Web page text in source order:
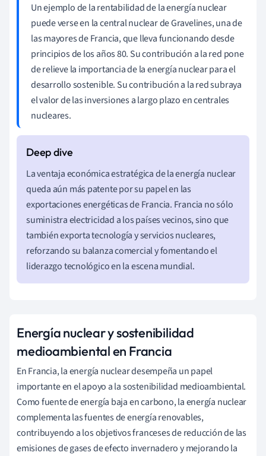
Un ejemplo de la rentabilidad de la energía nuclear
puede verse en la central nuclear de Gravelines, una de
las mayores de Francia, que lleva funcionando desde
principios de los años 80. Su contribución a la red pone
de relieve la importancia de la energía nuclear para el
desarrollo sostenible. Su contribución a la red subraya
el valor de las inversiones a largo plazo en centrales
nucleares.
La ventaja económica estratégica de la energía nuclear
queda aún más patente por su papel en las
exportaciones energéticas de Francia. Francia no sólo
suministra electricidad a los países vecinos, sino que
también exporta tecnología y servicios nucleares,
reforzando su balanza comercial y fomentando el
liderazgo tecnológico en la escena mundial.
Energía nuclear y sostenibilidad
medioambiental en Francia
En Francia, la energía nuclear desempeña un papel
importante en el apoyo a la sostenibilidad medioambiental.
Como fuente de energía baja en carbono, la energía nuclear
complementa las fuentes de energía renovables,
contribuyendo a los objetivos franceses de reducción de las
emisiones de gases de efecto invernadero y mejorando la